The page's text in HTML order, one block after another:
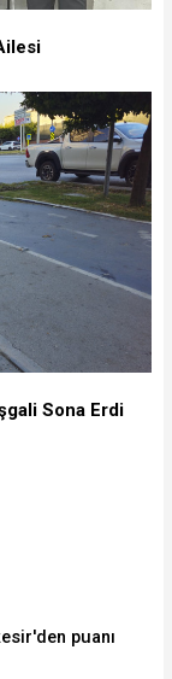
Sona Erdi
puanı